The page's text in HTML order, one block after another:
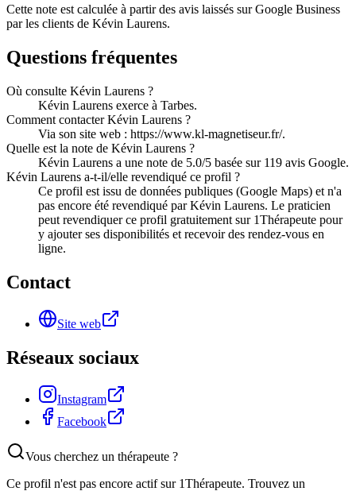
Cette note est calculée à partir des avis laissés sur Google Business
par les clients de Kévin Laurens.
Questions fréquentes
Où consulte Kévin Laurens ?
Kévin Laurens exerce à Tarbes.
Comment contacter Kévin Laurens ?
Via son site web : https://www.kl-magnetiseur.fr/.
Quelle est la note de Kévin Laurens ?
Kévin Laurens a une note de 5.0/5 basée sur 119 avis Google.
Kévin Laurens a-t-il/elle revendiqué ce profil ?
Ce profil est issu de données publiques (Google Maps) et n'a
pas encore été revendiqué par Kévin Laurens. Le praticien
peut revendiquer ce profil gratuitement sur 1Thérapeute pour
y ajouter ses disponibilités et recevoir des rendez-vous en
ligne.
Contact
Site web
Réseaux sociaux
Instagram
Facebook
Vous cherchez un thérapeute ?
Ce profil n'est pas encore actif sur 1Thérapeute. Trouvez un